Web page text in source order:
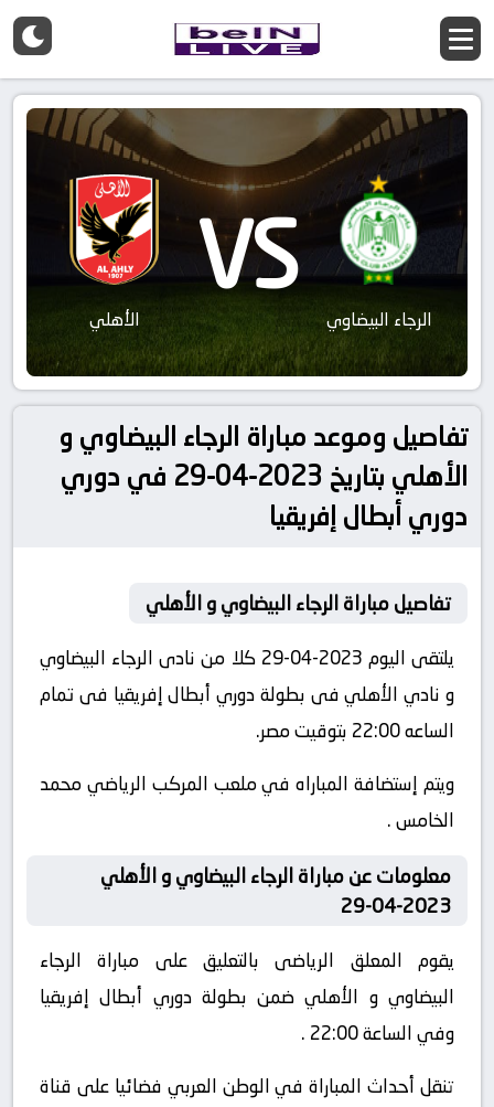
الرجاء البيضاوي VS الأهلي
تفاصيل وموعد مباراة الرجاء البيضاوي و
الأهلي بتاريخ 2023-04-29 في دوري
دوري أبطال إفريقيا
تفاصيل مباراة الرجاء البيضاوي و الأهلي
يلتقى اليوم 2023-04-29 كلا من نادى الرجاء البيضاوي
و نادي الأهلي فى بطولة دوري أبطال إفريقيا فى تمام
الساعه 22:00 بتوقيت مصر.
ويتم إستضافة المباراه في ملعب المركب الرياضي محمد
الخامس .
معلومات عن مباراة الرجاء البيضاوي و الأهلي
2023-04-29
يقوم المعلق الرياضى بالتعليق على مباراة الرجاء
البيضاوي و الأهلي ضمن بطولة دوري أبطال إفريقيا
وفي الساعة 22:00 .
تنقل أحداث المباراة في الوطن العربي فضائيا على قناة